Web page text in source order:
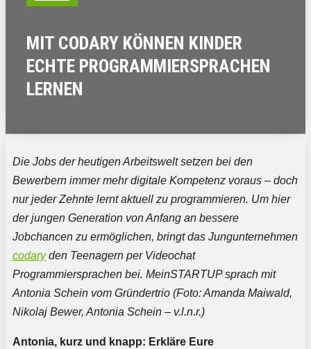
MIT CODARY KÖNNEN KINDER
ECHTE PROGRAMMIERSPRACHEN
LERNEN
Die Jobs der heutigen Arbeitswelt setzen bei den
Bewerbern immer mehr digitale Kompetenz voraus – doch
nur jeder Zehnte lernt aktuell zu programmieren. Um hier
der jungen Generation von Anfang an bessere
Jobchancen zu ermöglichen, bringt das Jungunternehmen
codaryden Teenagern per Videochat
Programmiersprachen bei. MeinSTARTUP sprach mit
Antonia Schein vom Gründertrio (Foto: Amanda Maiwald,
Nikolaj Bewer, Antonia Schein – v.l.n.r.)
Antonia, kurz und knapp: Erkläre Eure